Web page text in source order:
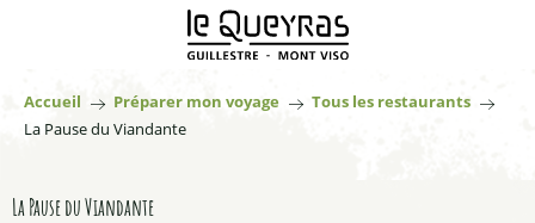
principal
Accueil Préparer mon voyage
Tous les restaurants
La Pause du Viandante
La Pause du Viandante